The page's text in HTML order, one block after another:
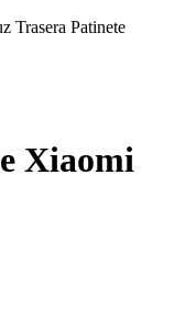
Trasera Patinete
Xiaomi